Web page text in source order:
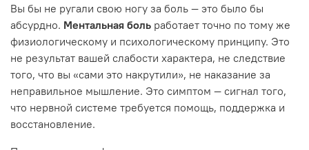
Вы бы не ругали свою ногу за боль — это было бы
абсурдно. Ментальная боль работает точно по тому же
физиологическому и психологическому принципу. Это
не результат вашей слабости характера, не следствие
того, что вы «сами это накрутили», не наказание за
неправильное мышление. Это симптом — сигнал того,
что нервной системе требуется помощь, поддержка и
восстановление.